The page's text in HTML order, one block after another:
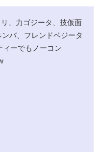
、力ゴジータ、技仮面
バ、フレンドベジータ
ィーでもノーコン